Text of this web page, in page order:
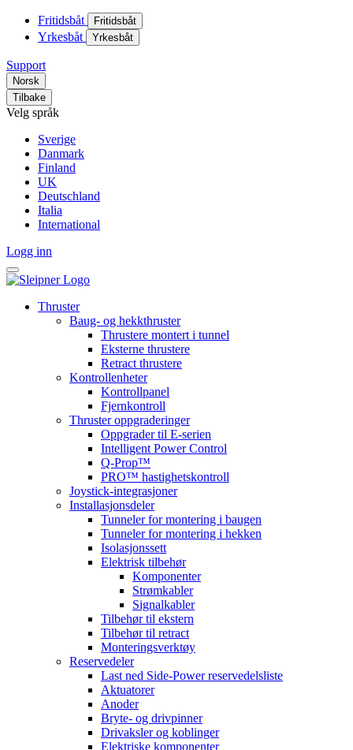
Fritidsbåt Fritidsbåt
Yrkesbåt Yrkesbåt
Support
Norsk
Tilbake
Velg språk
Sverige
Danmark
Finland
UK
Deutschland
Italia
International
Logg inn
Thruster
Baug- og hekkthruster
Thrustere montert i tunnel
Eksterne thrustere
Retract thrustere
Kontrollenheter
Kontrollpanel
Fjernkontroll
Thruster oppgraderinger
Oppgrader til E-serien
Intelligent Power Control
Q-Prop™
PRO™ hastighetskontroll
Joystick-integrasjoner
Installasjonsdeler
Tunneler for montering i baugen
Tunneler for montering i hekken
Isolasjonssett
Elektrisk tilbehør
Komponenter
Strømkabler
Signalkabler
Tilbehør til ekstern
Tilbehør til retract
Monteringsverktøy
Reservedeler
Last ned Side-Power reservedelsliste
Aktuatorer
Anoder
Bryte- og drivpinner
Drivaksler og koblinger
Elektriske komponenter